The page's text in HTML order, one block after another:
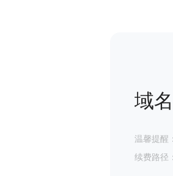
域
温馨提醒
续费路径